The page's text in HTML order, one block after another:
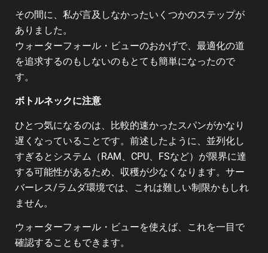
その間に、私が言及しなかったいくつかのステップが
ありました。
ウォーターフォール・ビューのおかげで、最適化の道
を追求するのもしないのもとても簡単になったので
す。
ボトルネックに注意
ひとつ気になるのは、比較的速かったスパンがかなり
遅くなっていることです。前述したように、並列化し
すぎるとシステム（RAM、CPU、FSなど）が限界に達
する可能性があるため、収穫が少なくなります。サー
バーレス/ラムダ環境では、これは難しい制限かもしれ
ません。
ウォーターフォール・ビューを使えば、これを一目で
確認することもできます。